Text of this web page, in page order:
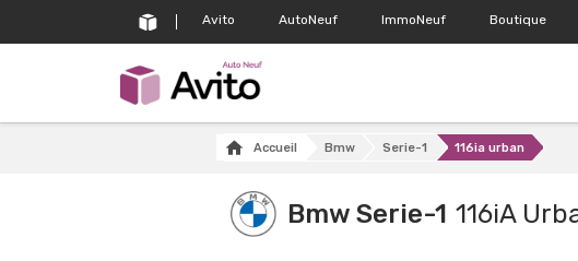
Avito AutoNeuf ImmoNeuf Boutique
Accueil Bmw Serie-1 116ia urban
Bmw Serie-1 116iA